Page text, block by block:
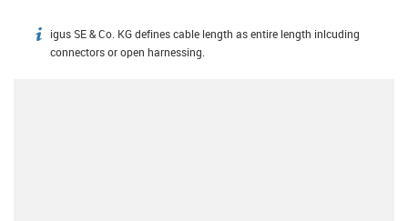
igus-icon-info
igus SE & Co. KG defines cable length as entire length inlcuding
connectors or open harnessing.